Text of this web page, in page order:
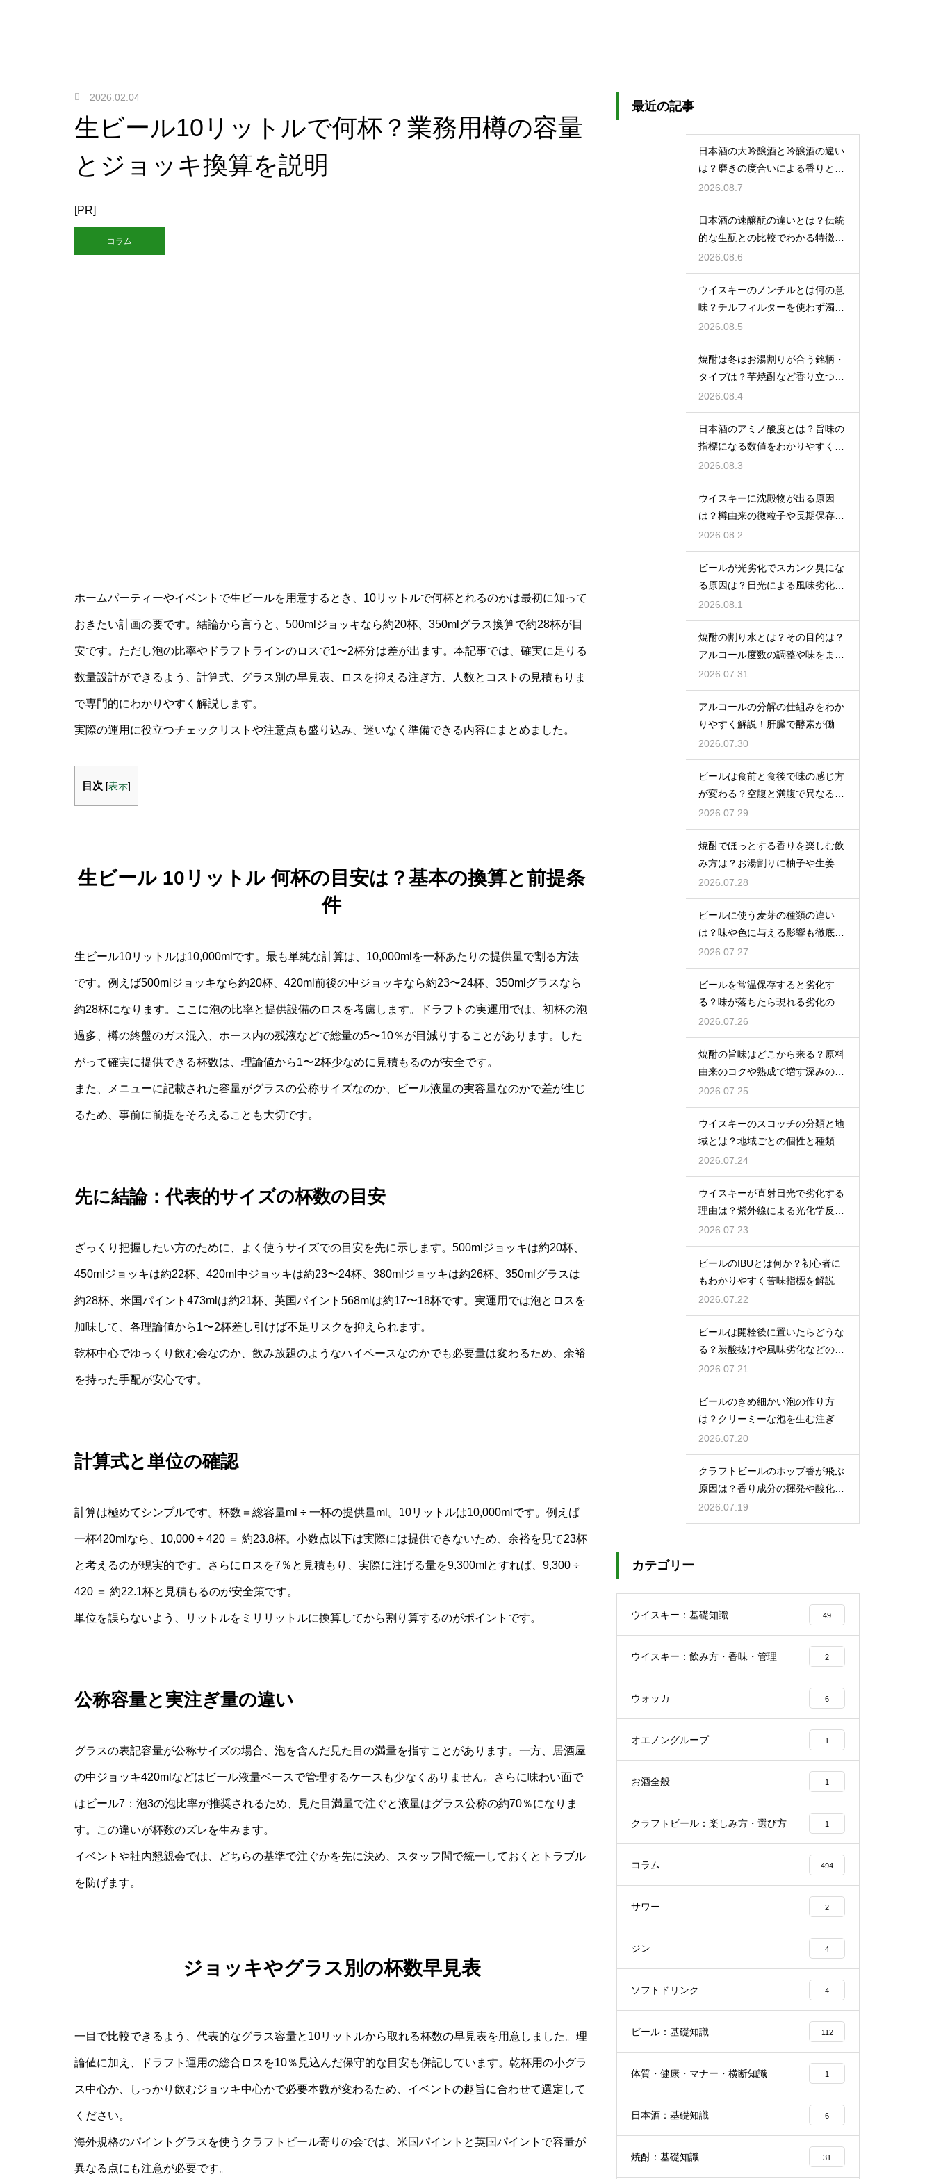
2026.02.04
生ビール10リットルで何杯？業務用樽の容量
とジョッキ換算を説明
[PR]
コラム
ホームパーティーやイベントで生ビールを用意するとき、10リットルで何杯とれるのかは最初に知って
おきたい計画の要です。結論から言うと、500mlジョッキなら約20杯、350mlグラス換算で約28杯が目
安です。ただし泡の比率やドラフトラインのロスで1〜2杯分は差が出ます。本記事では、確実に足りる
数量設計ができるよう、計算式、グラス別の早見表、ロスを抑える注ぎ方、人数とコストの見積もりま
で専門的にわかりやすく解説します。
実際の運用に役立つチェックリストや注意点も盛り込み、迷いなく準備できる内容にまとめました。
目次 [表示]
生ビール 10リットル 何杯の目安は？基本の換算と前提条
件
生ビール10リットルは10,000mlです。最も単純な計算は、10,000mlを一杯あたりの提供量で割る方法
です。例えば500mlジョッキなら約20杯、420ml前後の中ジョッキなら約23〜24杯、350mlグラスなら
約28杯になります。ここに泡の比率と提供設備のロスを考慮します。ドラフトの実運用では、初杯の泡
過多、樽の終盤のガス混入、ホース内の残液などで総量の5〜10％が目減りすることがあります。した
がって確実に提供できる杯数は、理論値から1〜2杯少なめに見積もるのが安全です。
また、メニューに記載された容量がグラスの公称サイズなのか、ビール液量の実容量なのかで差が生じ
るため、事前に前提をそろえることも大切です。
先に結論：代表的サイズの杯数の目安
ざっくり把握したい方のために、よく使うサイズでの目安を先に示します。500mlジョッキは約20杯、
450mlジョッキは約22杯、420ml中ジョッキは約23〜24杯、380mlジョッキは約26杯、350mlグラスは
約28杯、米国パイント473mlは約21杯、英国パイント568mlは約17〜18杯です。実運用では泡とロスを
加味して、各理論値から1〜2杯差し引けば不足リスクを抑えられます。
乾杯中心でゆっくり飲む会なのか、飲み放題のようなハイペースなのかでも必要量は変わるため、余裕
を持った手配が安心です。
計算式と単位の確認
計算は極めてシンプルです。杯数＝総容量ml ÷ 一杯の提供量ml。10リットルは10,000mlです。例えば
一杯420mlなら、10,000 ÷ 420 ＝ 約23.8杯。小数点以下は実際には提供できないため、余裕を見て23杯
と考えるのが現実的です。さらにロスを7％と見積もり、実際に注げる量を9,300mlとすれば、9,300 ÷
420 ＝ 約22.1杯と見積もるのが安全策です。
単位を誤らないよう、リットルをミリリットルに換算してから割り算するのがポイントです。
公称容量と実注ぎ量の違い
グラスの表記容量が公称サイズの場合、泡を含んだ見た目の満量を指すことがあります。一方、居酒屋
の中ジョッキ420mlなどはビール液量ベースで管理するケースも少なくありません。さらに味わい面で
はビール7：泡3の泡比率が推奨されるため、見た目満量で注ぐと液量はグラス公称の約70％になりま
す。この違いが杯数のズレを生みます。
イベントや社内懇親会では、どちらの基準で注ぐかを先に決め、スタッフ間で統一しておくとトラブル
を防げます。
ジョッキやグラス別の杯数早見表
一目で比較できるよう、代表的なグラス容量と10リットルから取れる杯数の早見表を用意しました。理
論値に加え、ドラフト運用の総合ロスを10％見込んだ保守的な目安も併記しています。乾杯用の小グラ
ス中心か、しっかり飲むジョッキ中心かで必要本数が変わるため、イベントの趣旨に合わせて選定して
ください。
海外規格のパイントグラスを使うクラフトビール寄りの会では、米国パイントと英国パイントで容量が
異なる点にも注意が必要です。
最近の記事
日本酒の大吟醸酒と吟醸酒の違い
は？磨きの度合いによる香りと味
の差を解説
2026.08.7
日本酒の速醸酛の違いとは？伝統
的な生酛との比較でわかる特徴を
解説
2026.08.6
ウイスキーのノンチルとは何の意
味？チルフィルターを使わず濁り
をあえて残す製法
2026.08.5
焼酎は冬はお湯割りが合う銘柄・
タイプは？芋焼酎など香り立つ本
格焼酎で体が温まる
2026.08.4
日本酒のアミノ酸度とは？旨味の
指標になる数値をわかりやすく解
説
2026.08.3
ウイスキーに沈殿物が出る原因
は？樽由来の微粒子や長期保存で
成分が析出するため
2026.08.2
ビールが光劣化でスカンク臭にな
る原因は？日光による風味劣化を
解説
2026.08.1
焼酎の割り水とは？その目的は？
アルコール度数の調整や味をまろ
やかにする効果を解説
2026.07.31
アルコールの分解の仕組みをわか
りやすく解説！肝臓で酵素が働き
アセトアルデヒドに変化して無害
化
2026.07.30
ビールは食前と食後で味の感じ方
が変わる？空腹と満腹で異なる味
覚の感じ方を解説
2026.07.29
焼酎でほっとする香りを楽しむ飲
み方は？お湯割りに柚子や生姜を
加えてリラックス効果を実感
2026.07.28
ビールに使う麦芽の種類の違い
は？味や色に与える影響も徹底解
説
2026.07.27
ビールを常温保存すると劣化す
る？味が落ちたら現れる劣化のサ
インを解説
2026.07.26
焼酎の旨味はどこから来る？原料
由来のコクや熟成で増す深みの秘
密を解説
2026.07.25
ウイスキーのスコッチの分類と地
域とは？地域ごとの個性と種類を
解説
2026.07.24
ウイスキーが直射日光で劣化する
理由は？紫外線による光化学反応
で風味が損なわれるため
2026.07.23
ビールのIBUとは何か？初心者に
もわかりやすく苦味指標を解説
2026.07.22
ビールは開栓後に置いたらどうな
る？炭酸抜けや風味劣化などの影
響を解説
2026.07.21
ビールのきめ細かい泡の作り方
は？クリーミーな泡を生む注ぎ方
のコツ
2026.07.20
クラフトビールのホップ香が飛ぶ
原因は？香り成分の揮発や酸化で
失われる理由を解説
2026.07.19
カテゴリー
ウイスキー：基礎知識 49
ウイスキー：飲み方・香味・管理 2
ウォッカ 6
オエノングループ 1
お酒全般 1
クラフトビール：楽しみ方・選び方 1
コラム 494
サワー 2
ジン 4
ソフトドリンク 4
ビール：基礎知識 112
体質・健康・マナー・横断知識 1
日本酒：基礎知識 6
焼酎：基礎知識 31